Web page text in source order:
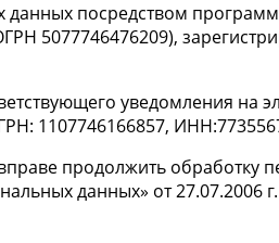
посредством
5077746476209),
уведомления на
1107746166857,
продолжить обработку
данных» от 27.07.2006 г.